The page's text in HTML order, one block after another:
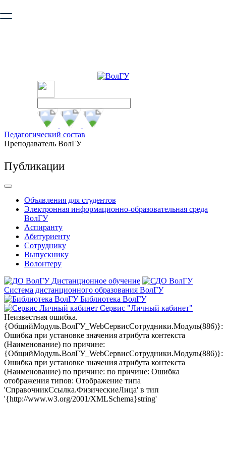
безопасную работу с сайтом. Пожалуйста
Педагогический состав
Преподаватель ВолГУ
Публикации
Объявления для студентов
Электронная информационно-образовательная среда
ВолГУ
Аспиранту
Абитуриенту
Сотруднику
Выпускнику
Волонтеру
Дистанционное обучение
Система дистанционного образования ВолГУ
Библиотека ВолГУ
Сервис "Личный кабинет"
Неизвестная ошибка.
{ОбщийМодуль.ВолГУ_WebСервисСотрудники.Модуль(886)}:
Ошибка при установке значения атрибута контекста
(Наименование) по причине:
{ОбщийМодуль.ВолГУ_WebСервисСотрудники.Модуль(886)}:
Ошибка при установке значения атрибута контекста
(Наименование) по причине: по причине: Ошибка
отображения типов: Отображение типа
'СправочникСсылка.ФизическиеЛица' в тип
'{http://www.w3.org/2001/XMLSchema}string'